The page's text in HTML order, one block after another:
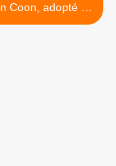
Coon, adopté en
juillet 2024 ! >